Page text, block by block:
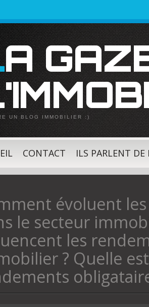
UN BLOG IMMOBILIER :)
CONTACT ILS PARLENT
évoluent
le secteur
les
? Quelle